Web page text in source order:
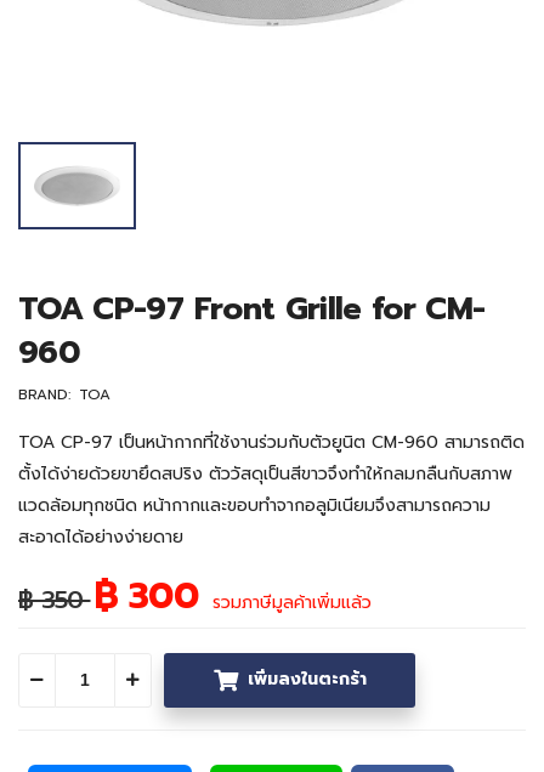
TOA CP-97 Front Grille for CM-
960
BRAND: TOA
TOA CP-97 เป็นหน้ากากที่ใช้งานร่วมกับตัวยูนิต CM-960 สามารถติด
ตั้งได้ง่ายด้วยขายึดสปริง ตัววัสดุเป็นสีขาวจึงทำให้กลมกลืนกับสภาพ
แวดล้อมทุกชนิด หน้ากากและขอบทำจากอลูมิเนียมจึงสามารถความ
สะอาดได้อย่างง่ายดาย
฿ 350฿ 300 รวมภาษีมูลค้าเพิ่มแล้ว
ลดจำนวน เพิ่มจำนวน เพิ่มลงในตะกร้า